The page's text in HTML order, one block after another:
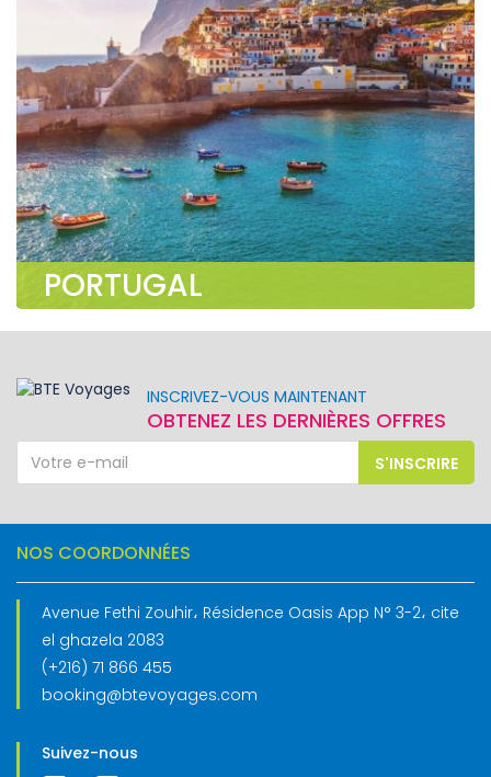
PORTUGAL
INSCRIVEZ-VOUS MAINTENANT
OBTENEZ LES DERNIÈRES OFFRES
S'INSCRIRE
NOS COORDONNÉES
Avenue Fethi Zouhir، Résidence Oasis App N° 3-2، cite
el ghazela 2083
(+216) 71 866 455
booking@btevoyages.com
Suivez-nous